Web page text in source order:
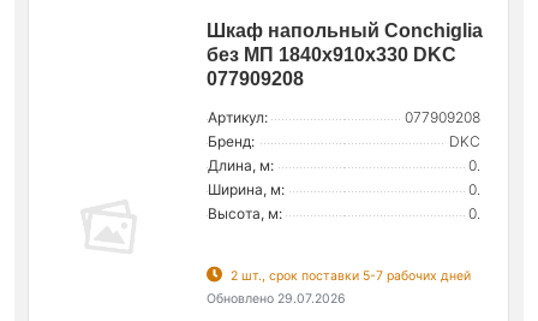
Шкаф напольный Conchiglia
без МП 1840х910х330 DKC
077909208
Артикул:
077909208
Бренд:
DKC
Длина, м:
0.
Ширина, м:
0.
Высота, м:
0.
2 шт., срок поставки 5-7 рабочих дней
Обновлено 29.07.2026